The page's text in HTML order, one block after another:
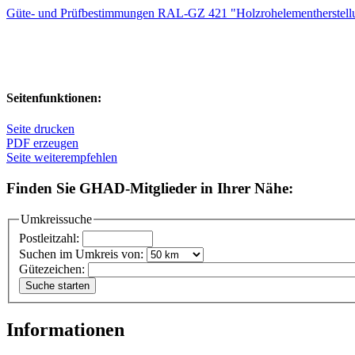
Güte- und Prüfbestimmungen RAL-GZ 421
Seitenfunktionen:
Seite drucken
PDF erzeugen
Seite weiterempfehlen
Finden Sie GHAD-Mitglieder in Ihrer Nähe:
Umkreissuche
Postleitzahl:
Suchen im Umkreis von:
Gütezeichen:
Informationen